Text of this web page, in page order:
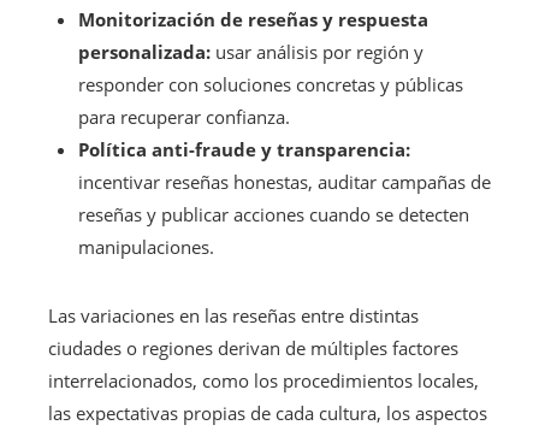
Monitorización de reseñas y respuesta
personalizada: usar análisis por región y
responder con soluciones concretas y públicas
para recuperar confianza.
Política anti-fraude y transparencia:
incentivar reseñas honestas, auditar campañas de
reseñas y publicar acciones cuando se detecten
manipulaciones.
Las variaciones en las reseñas entre distintas
ciudades o regiones derivan de múltiples factores
interrelacionados, como los procedimientos locales,
las expectativas propias de cada cultura, los aspectos